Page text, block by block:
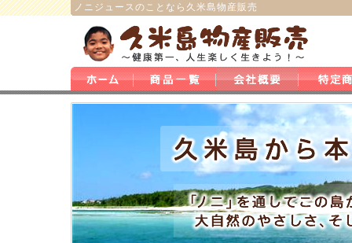
ノニジュース のことなら 久米島物産販売